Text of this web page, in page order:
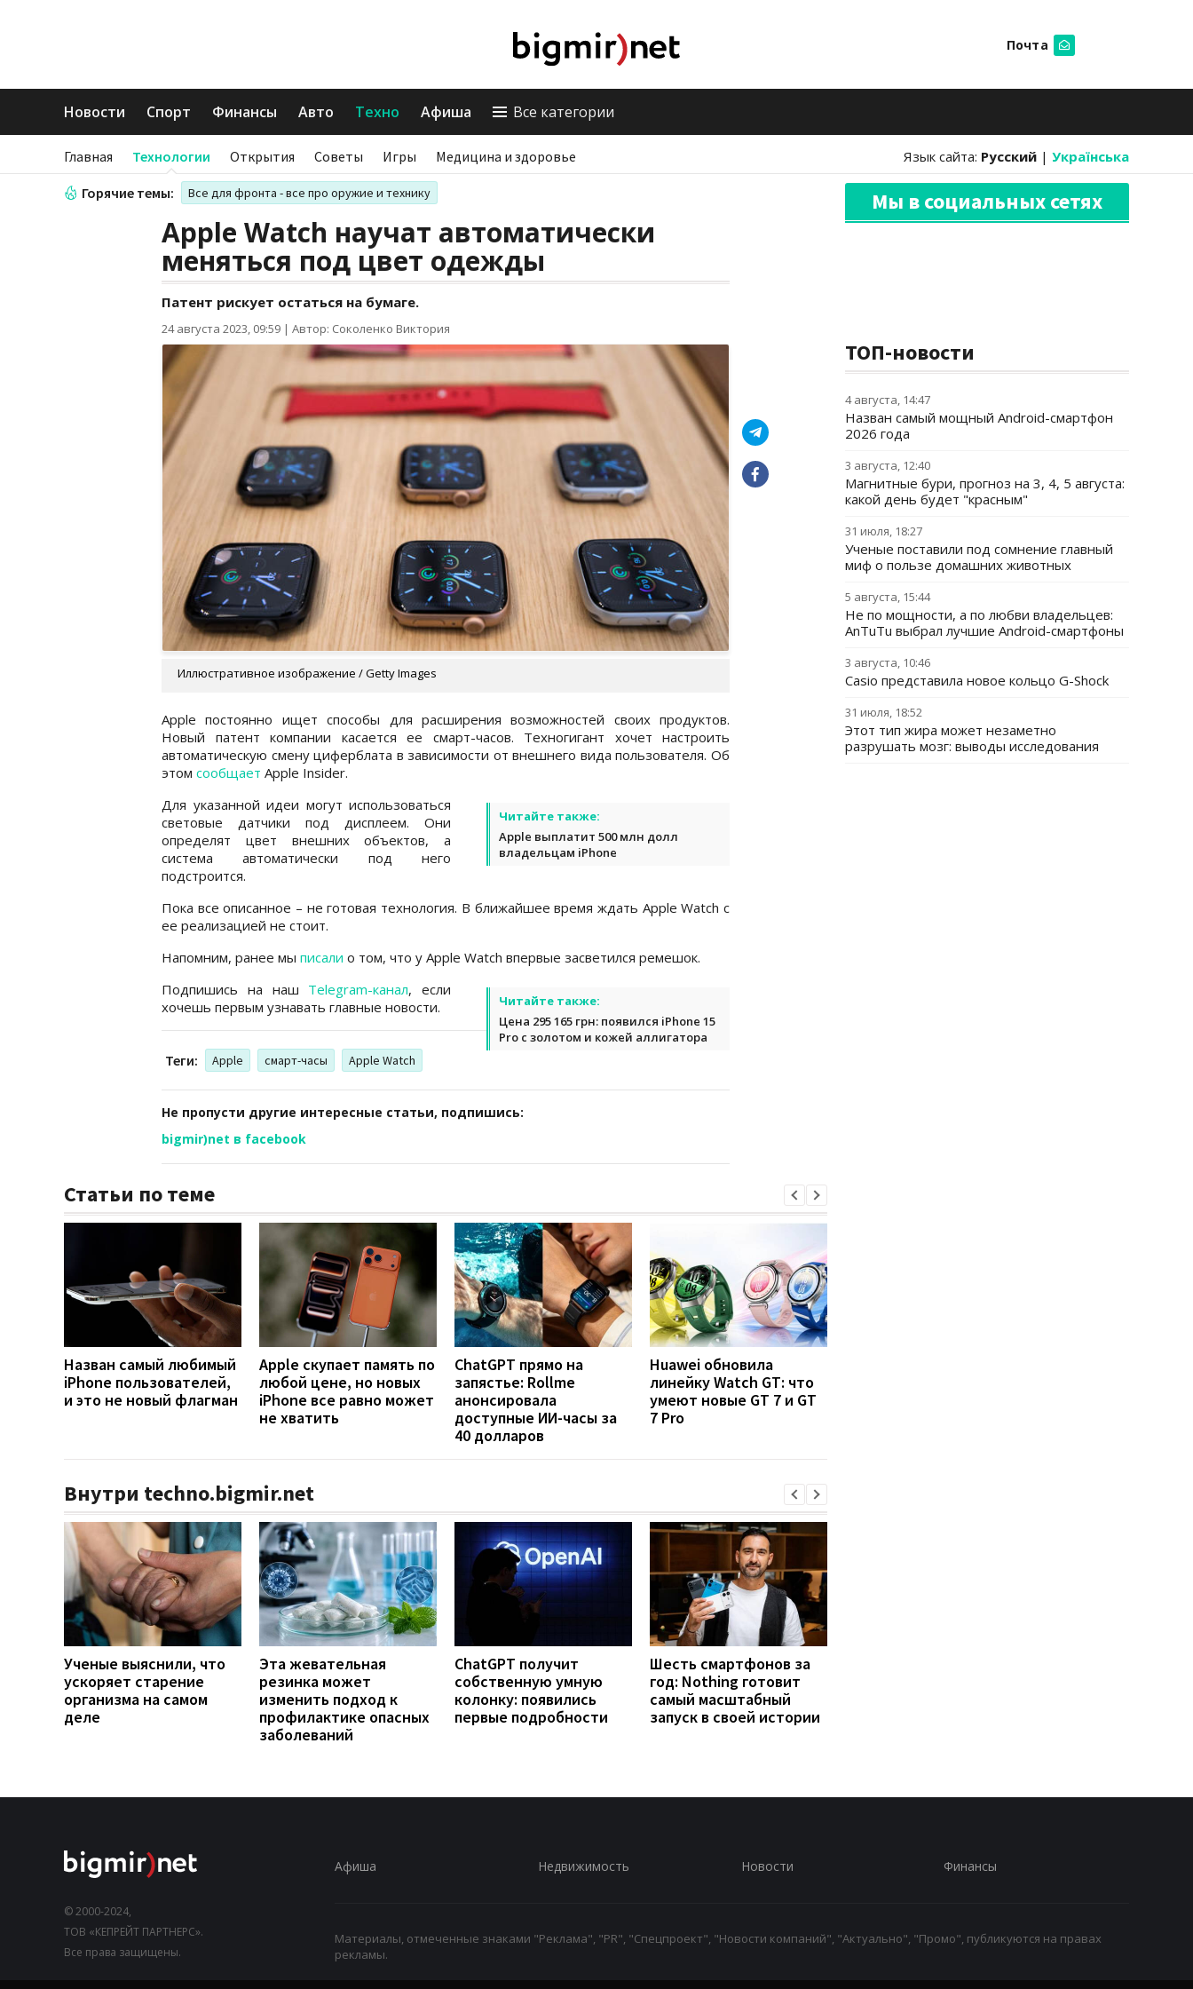
Почта
Новости Спорт Финансы Авто Техно Афиша Все категории
Главная Технологии Открытия Советы Игры Медицина и здоровье Язык сайта: Русский | Українська
Горячие темы: Все для фронта - все про оружие и технику
Apple Watch научат автоматически
меняться под цвет одежды
Патент рискует остаться на бумаге.
24 августа 2023, 09:59 | Автор: Соколенко Виктория
Иллюстративное изображение / Getty Images
Apple постоянно ищет способы для расширения возможностей своих продуктов.
Новый патент компании касается ее смарт-часов. Техногигант хочет настроить
автоматическую смену циферблата в зависимости от внешнего вида пользователя. Об
этом сообщает Apple Insider.
Читайте также:
Apple выплатит 500 млн долл
владельцам iPhone
Для указанной идеи могут использоваться
световые датчики под дисплеем. Они
определят цвет внешних объектов, а
система автоматически под него
подстроится.
Пока все описанное – не готовая технология. В ближайшее время ждать Apple Watch с
ее реализацией не стоит.
Напомним, ранее мы писали о том, что у Apple Watch впервые засветился ремешок.
Читайте также:
Цена 295 165 грн: появился iPhone 15
Pro с золотом и кожей аллигатора
Подпишись на наш Telegram-канал, если
хочешь первым узнавать главные новости.
Теги: Apple смарт-часы Apple Watch
Не пропусти другие интересные статьи, подпишись:
bigmir)net в facebook
Статьи по теме
Назван самый любимый
iPhone пользователей,
и это не новый флагман
Apple скупает память по
любой цене, но новых
iPhone все равно может
не хватить
ChatGPT прямо на
запястье: Rollme
анонсировала
доступные ИИ-часы за
40 долларов
Huawei обновила
линейку Watch GT: что
умеют новые GT 7 и GT
7 Pro
Внутри techno.bigmir.net
Ученые выяснили, что
ускоряет старение
организма на самом
деле
Эта жевательная
резинка может
изменить подход к
профилактике опасных
заболеваний
ChatGPT получит
собственную умную
колонку: появились
первые подробности
Шесть смартфонов за
год: Nothing готовит
самый масштабный
запуск в своей истории
Мы в социальных сетях
ТОП-новости
4 августа, 14:47
Назван самый мощный Android-смартфон
2026 года
3 августа, 12:40
Магнитные бури, прогноз на 3, 4, 5 августа:
какой день будет "красным"
31 июля, 18:27
Ученые поставили под сомнение главный
миф о пользе домашних животных
5 августа, 15:44
Не по мощности, а по любви владельцев:
AnTuTu выбрал лучшие Android-смартфоны
3 августа, 10:46
Casio представила новое кольцо G-Shock
31 июля, 18:52
Этот тип жира может незаметно
разрушать мозг: выводы исследования
© 2000-2024,
ТОВ «КЕПРЕЙТ ПАРТНЕРС».
Все права защищены.
Афиша Недвижимость Новости Финансы
Материалы, отмеченные знаками "Реклама", "PR", "Спецпроект", "Новости компаний", "Актуально", "Промо", публикуются на правах
рекламы.